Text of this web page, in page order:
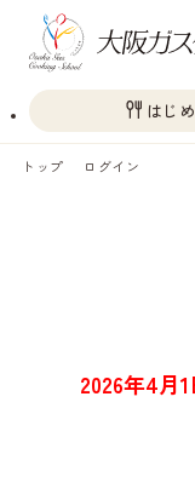
はじ
トップ ログイン
2026年4月